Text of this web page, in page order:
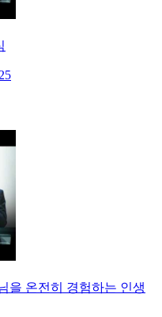
을 온전히 경험하는 인생